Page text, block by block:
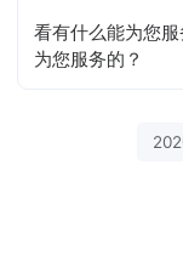
看有什么能为您服
为您服务的？